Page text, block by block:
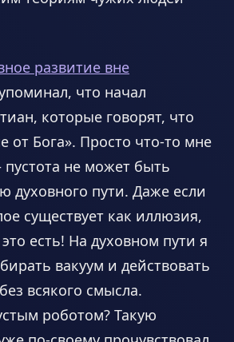
развитие вне
что начал
которые говорят, что
от Бога». Просто что-то мне
пустота не может быть
духовного пути. Даже если
существует как иллюзия,
есть! На духовном пути я
вакуум и действовать
всякого смысла.
роботом? Такую